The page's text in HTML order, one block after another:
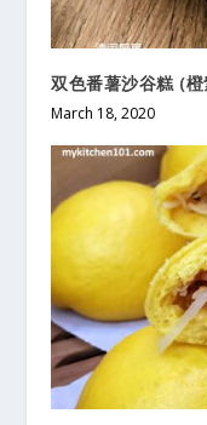
双色番薯沙谷糕 (
March 18, 2020